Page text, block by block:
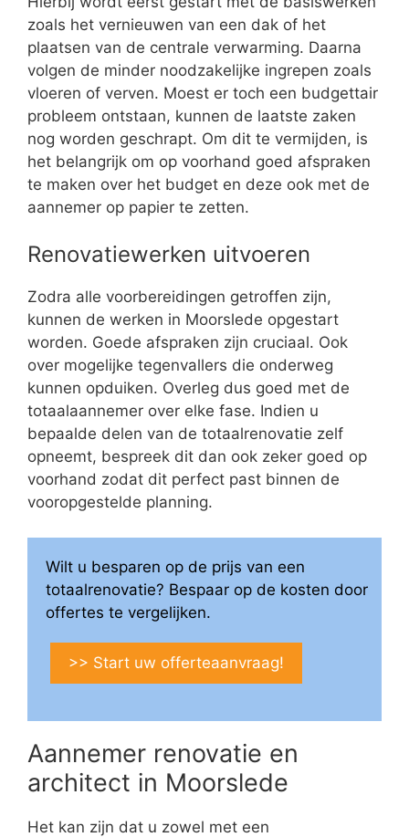
zoals het vernieuwen van een dak of het
plaatsen van de centrale verwarming. Daarna
volgen de minder noodzakelijke ingrepen zoals
vloeren of verven. Moest er toch een budgettair
probleem ontstaan, kunnen de laatste zaken
nog worden geschrapt. Om dit te vermijden, is
het belangrijk om op voorhand goed afspraken
te maken over het budget en deze ook met de
aannemer op papier te zetten.
Renovatiewerken uitvoeren
Zodra alle voorbereidingen getroffen zijn,
kunnen de werken in Moorslede opgestart
worden. Goede afspraken zijn cruciaal. Ook
over mogelijke tegenvallers die onderweg
kunnen opduiken. Overleg dus goed met de
totaalaannemer over elke fase. Indien u
bepaalde delen van de totaalrenovatie zelf
opneemt, bespreek dit dan ook zeker goed op
voorhand zodat dit perfect past binnen de
vooropgestelde planning.
Wilt u besparen op de prijs van een
totaalrenovatie? Bespaar op de kosten door
offertes te vergelijken.
>> Start uw offerteaanvraag!
Aannemer renovatie en
architect in Moorslede
Het kan zijn dat u zowel met een